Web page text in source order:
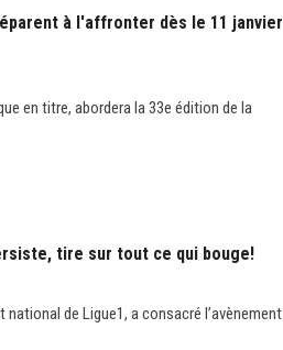
à l'affronter dès le 11 janvier
en titre, abordera la 33e édition de la
tire sur tout ce qui bouge!
de Ligue1, a consacré l’avènement